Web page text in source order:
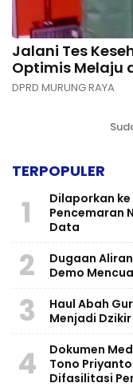
Jalani Tes
Optimis Melaju
DPRD MURUNG RAYA
TERPOPULER
1
Dilaporkan
Pencemaran
Data
2
Dugaan
Demo
3
Haul Abah
Menjadi
4
​Dokumen
Tono
Difasilitasi